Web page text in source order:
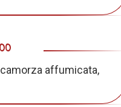
affumicata,